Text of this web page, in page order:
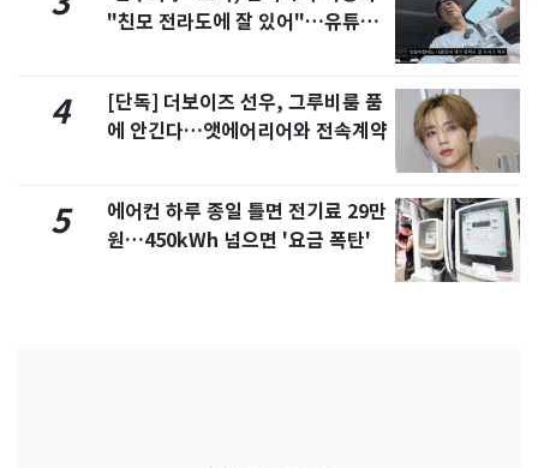
"친모 전라도에 잘 있어"…유튜브
4
[단독] 더보이즈 선우, 그루비룸 품
에 안긴다…앳에어리어와 전속계약
5
에어컨 하루 종일 틀면 전기료 29만
원…450kWh 넘으면 '요금 폭탄'